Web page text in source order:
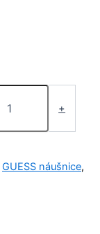
+
GUESS náušnice,